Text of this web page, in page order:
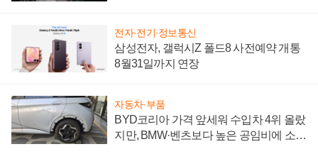
전자·전기·정보통신
삼성전자, 갤럭시Z 폴드8 사전예약 개통
8월31일까지 연장
자동차·부품
BYD코리아 가격 앞세워 수입차 4위 올랐
지만, BMW·벤츠보다 높은 공임비에 소비